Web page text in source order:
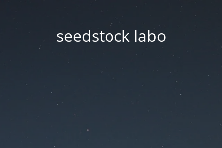
seedstock labo